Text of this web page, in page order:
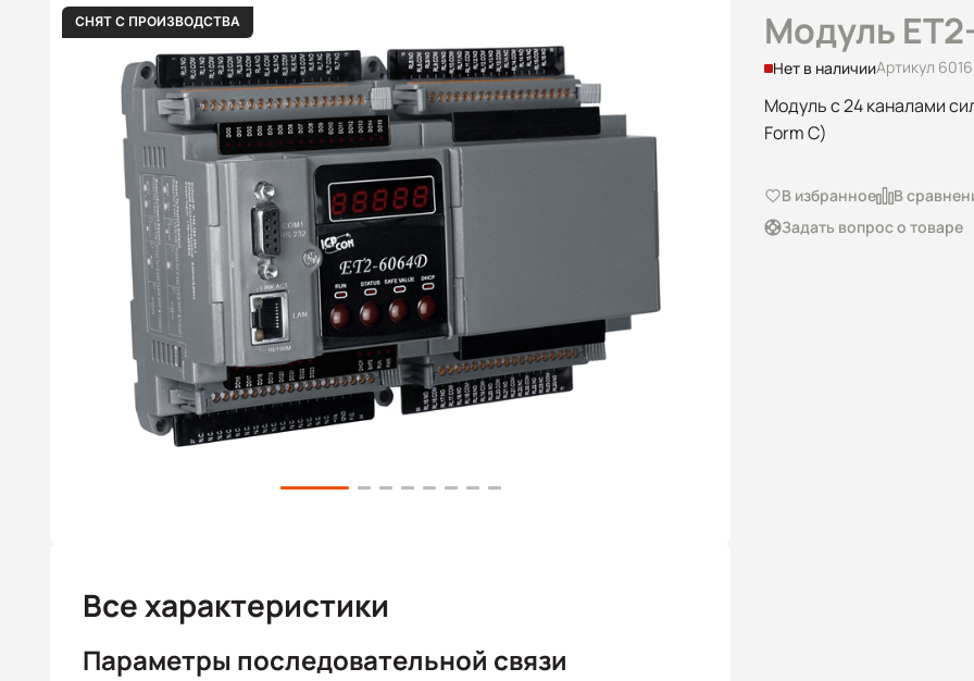
Модуль
Нет в наличииАртикул
Модуль с 24 каналами
Form C)
В избранное В
Задать вопрос о товаре
СНЯТ С ПРОИЗВОДСТВА
Все характеристики
Параметры последовательной связи